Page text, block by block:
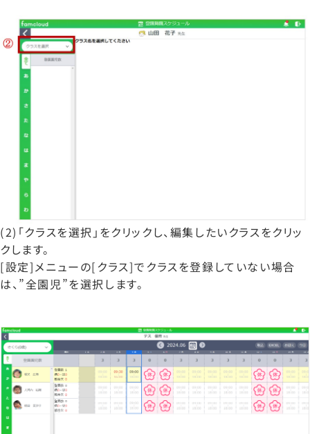
(2)「クラスを選択」をクリックし、編集したいクラスをクリッ
クします。
[設定]メニューの[クラス]でクラスを登録していない場合
は、”全園児”を選択します。